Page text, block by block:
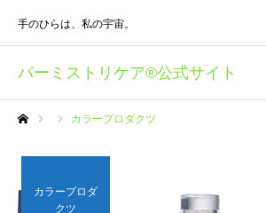
パーミストリケア®︎公式サイト
手のひらは、私の宇宙。
カラープロダクツ
カラープロダ
クツ